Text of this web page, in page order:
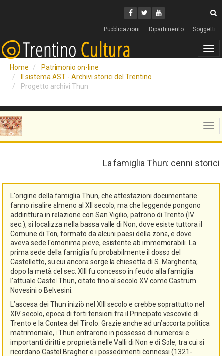
Facebook
Twitter
Youtube
Pubblicazioni Dipartimento Soggetti
Home
Patrimonio on-line
Il sistema AST - Archivi storici del Trentino
Progetto archivi Thun
La famiglia Thun: cenni storici
L'origine della famiglia Thun, che attestazioni documentarie
fanno risalire almeno al XII secolo, ma che leggende pongono
addirittura in relazione con San Vigilio, patrono di Trento (IV
sec.), si localizza nella bassa valle di Non, dove esiste tuttora il
Comune di Ton, formato da alcuni paesi della zona, e dove
aveva sede l'omonima pieve, esistente ab immemorabili. La
prima sede della famiglia fu probabilmente il dosso del
Castelletto, su cui ancora sorge la chiesetta di S. Margherita;
dopo la metà del sec. XIII fu concesso in feudo alla famiglia
l’attuale Castel Thun, citato fino al secolo XV come Castrum
Novesini o Belvesini.
L’ascesa dei Thun iniziò nel XIII secolo e crebbe soprattutto nel
XIV secolo, epoca di forti tensioni fra il Principato vescovile di
Trento e la Contea del Tirolo. Grazie anche ad un’accorta politica
matrimoniale, i Thun entrarono in possesso di numerosi e
importanti diritti e proprietà nelle Valli di Non e di Sole, tra cui si
ricordano Castel Bragher e i possedimenti connessi (1321-